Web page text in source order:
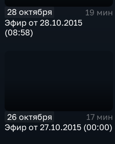
28 октября
19 мин
Эфир от 28.10.2015
(08:58)
26 октября
17 мин
Эфир от 27.10.2015 (00:00)